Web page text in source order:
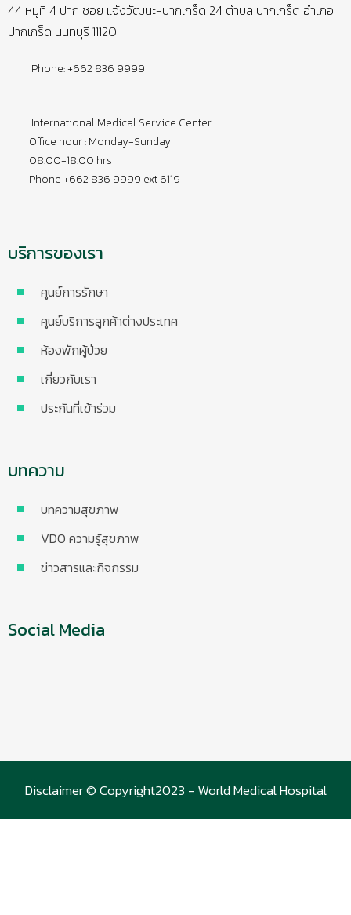
44 หมู่ที่ 4 ปาก ซอย แจ้งวัฒนะ-ปากเกร็ด 24 ตำบล ปากเกร็ด อำเภอ
ปากเกร็ด นนทบุรี 11120
Phone: +662 836 9999
International Medical Service Center
Office hour : Monday-Sunday
08.00-18.00 hrs
Phone +662 836 9999 ext 6119
บริการของเรา
ศูนย์การรักษา
ศูนย์บริการลูกค้าต่างประเทศ
ห้องพักผู้ป่วย
เกี่ยวกับเรา
ประกันที่เข้าร่วม
บทความ
บทความสุขภาพ
VDO ความรู้สุขภาพ
ข่าวสารและกิจกรรม
Social Media
Disclaimer © Copyright2023 - World Medical Hospital